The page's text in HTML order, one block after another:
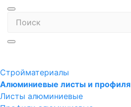
Стройматериалы
Алюминиевые листы и профиля
Листы алюминиевые